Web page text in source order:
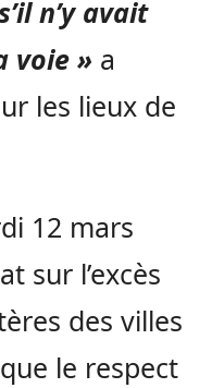
n’y avait
voie » a
les lieux de
12 mars
sur l’excès
des villes
le respect